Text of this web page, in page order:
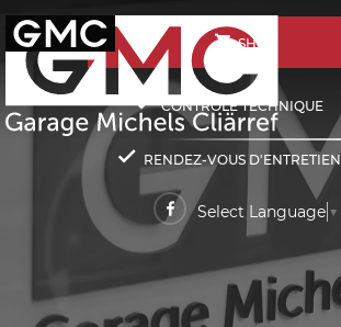
SHOP
CONTRÔLE TECHNIQUE
RENDEZ-VOUS D'ENTRETIEN
Select Language ▼